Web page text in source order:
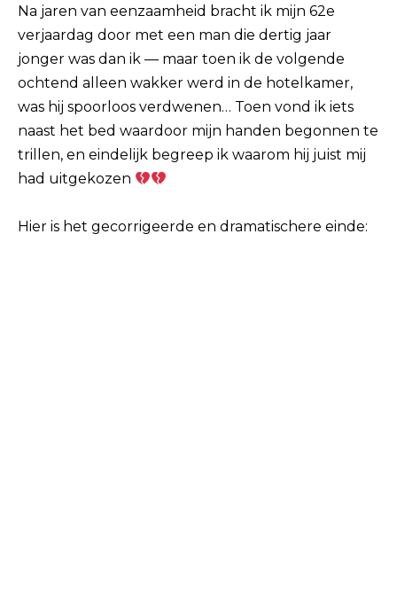
Na jaren van eenzaamheid bracht ik mijn 62e
verjaardag door met een man die dertig jaar
jonger was dan ik — maar toen ik de volgende
ochtend alleen wakker werd in de hotelkamer,
was hij spoorloos verdwenen… Toen vond ik iets
naast het bed waardoor mijn handen begonnen te
trillen, en eindelijk begreep ik waarom hij juist mij
had uitgekozen
Hier is het gecorrigeerde en dramatischere einde: